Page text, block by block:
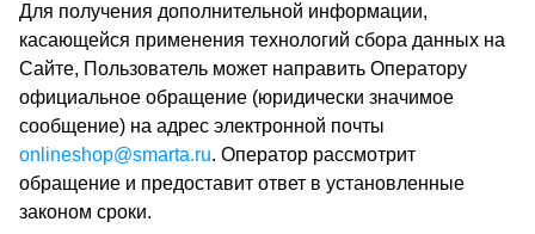
Для получения дополнительной информации,
касающейся применения технологий сбора данных на
Сайте, Пользователь может направить Оператору
официальное обращение (юридически значимое
сообщение) на адрес электронной почты
onlineshop@smarta.ru. Оператор рассмотрит
обращение и предоставит ответ в установленные
законом сроки.